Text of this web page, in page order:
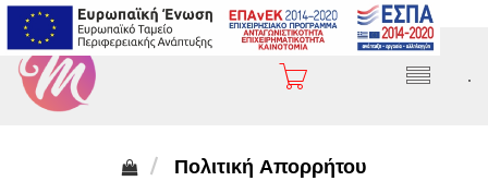
2310 282 407
.
Πολιτική Απορρήτου